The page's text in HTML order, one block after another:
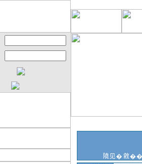
隢见�敹